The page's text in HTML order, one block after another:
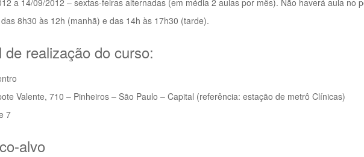
a 14/09/2012 – sextas-feiras alternadas (em média 2 aulas por mês). Não haverá aula no
8h30 às 12h (manhã) e das 14h às 17h30 (tarde).
de realização do curso:
Valente, 710 – Pinheiros – São Paulo – Capital (referência: estação de metrô Clínicas)
7
alvo